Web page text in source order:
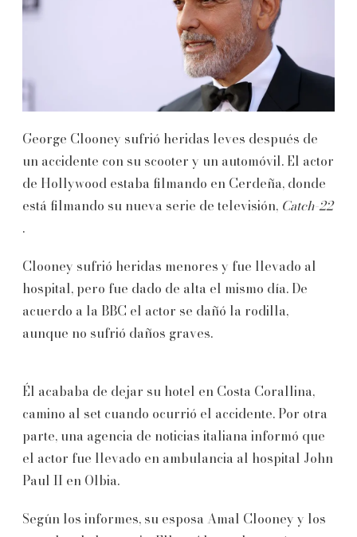
George Clooney sufrió heridas leves después de
un accidente con su scooter y un automóvil. El actor
de Hollywood estaba filmando en Cerdeña, donde
está filmando su nueva serie de televisión, Catch-22
.
Clooney sufrió heridas menores y fue llevado al
hospital, pero fue dado de alta el mismo día. De
acuerdo a la BBC el actor se dañó la rodilla,
aunque no sufrió daños graves.
Él acababa de dejar su hotel en Costa Corallina,
camino al set cuando ocurrió el accidente. Por otra
parte, una agencia de noticias italiana informó que
el actor fue llevado en ambulancia al hospital John
Paul II en Olbia.
Según los informes, su esposa Amal Clooney y los